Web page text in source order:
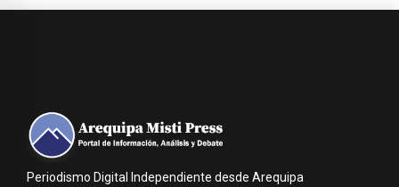
Periodismo Digital Independiente desde Arequipa